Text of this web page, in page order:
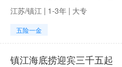
江苏/镇江 | 1-3年 | 大专
五险一金
镇江海底捞迎宾三千五起